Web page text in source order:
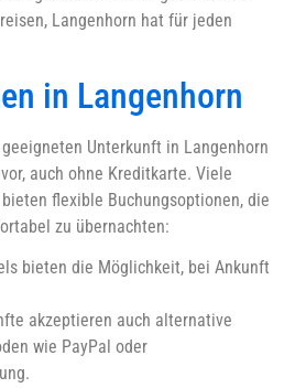
Langenhorn hat für jeden
in Langenhorn
Unterkunft in Langenhorn
auch ohne Kreditkarte. Viele
flexible Buchungsoptionen, die
zu übernachten:
bieten die Möglichkeit, bei Ankunft
akzeptieren auch alternative
wie PayPal oder